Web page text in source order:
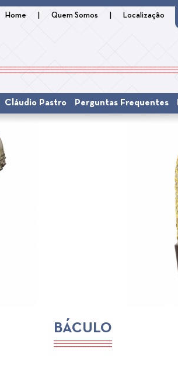
Home Quem Somos Localização
Cláudio Pastro Perguntas Frequentes
BÁCULO